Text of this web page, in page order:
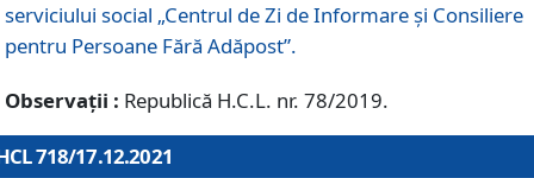
serviciului social „Centrul de Zi de Informare şi Consiliere
pentru Persoane Fără Adăpost”.
Observații : Republică H.C.L. nr. 78/2019.
718/17.12.2021